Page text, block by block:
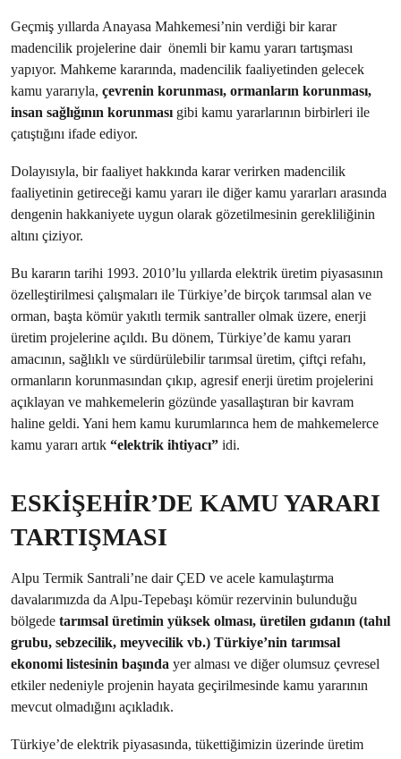
Geçmiş yıllarda Anayasa Mahkemesi’nin verdiği bir karar
madencilik projelerine dair önemli bir kamu yararı tartışması
yapıyor. Mahkeme kararında, madencilik faaliyetinden gelecek
kamu yararıyla, çevrenin korunması, ormanların korunması,
insan sağlığının korunması gibi kamu yararlarının birbirleri ile
çatıştığını ifade ediyor.
Dolayısıyla, bir faaliyet hakkında karar verirken madencilik
faaliyetinin getireceği kamu yararı ile diğer kamu yararları arasında
dengenin hakkaniyete uygun olarak gözetilmesinin gerekliliğinin
altını çiziyor.
Bu kararın tarihi 1993. 2010’lu yıllarda elektrik üretim piyasasının
özelleştirilmesi çalışmaları ile Türkiye’de birçok tarımsal alan ve
orman, başta kömür yakıtlı termik santraller olmak üzere, enerji
üretim projelerine açıldı. Bu dönem, Türkiye’de kamu yararı
amacının, sağlıklı ve sürdürülebilir tarımsal üretim, çiftçi refahı,
ormanların korunmasından çıkıp, agresif enerji üretim projelerini
açıklayan ve mahkemelerin gözünde yasallaştıran bir kavram
haline geldi. Yani hem kamu kurumlarınca hem de mahkemelerce
kamu yararı artık “elektrik ihtiyacı” idi.
ESKİŞEHİR’DE KAMU YARARI
TARTIŞMASI
Alpu Termik Santrali’ne dair ÇED ve acele kamulaştırma
davalarımızda da Alpu-Tepebaşı kömür rezervinin bulunduğu
bölgede tarımsal üretimin yüksek olması, üretilen gıdanın (tahıl
grubu, sebzecilik, meyvecilik vb.) Türkiye’nin tarımsal
ekonomi listesinin başında yer alması ve diğer olumsuz çevresel
etkiler nedeniyle projenin hayata geçirilmesinde kamu yararının
mevcut olmadığını açıkladık.
Türkiye’de elektrik piyasasında, tükettiğimizin üzerinde üretim